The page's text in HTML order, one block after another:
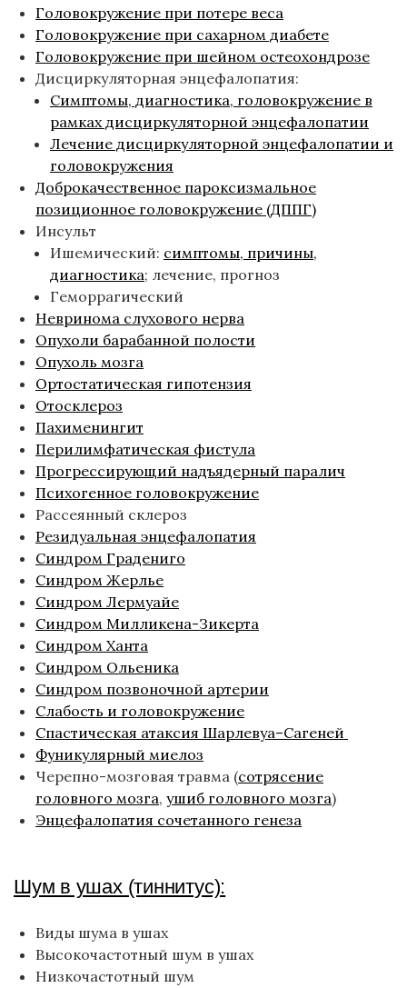
Головокружение при потере веса
Головокружение при сахарном диабете
Головокружение при шейном остеохондрозе
Дисциркуляторная энцефалопатия:
Симптомы, диагностика, головокружение в
рамках дисциркуляторной энцефалопатии
Лечение дисциркуляторной энцефалопатии и
головокружения
Доброкачественное пароксизмальное
позиционное головокружение (ДППГ)
Инсульт
Ишемический: симптомы, причины,
диагностика; лечение, прогноз
Геморрагический
Невринома слухового нерва
Опухоли барабанной полости
Опухоль мозга
Ортостатическая гипотензия
Отосклероз
Пахименингит
Перилимфатическая фистула
Прогрессирующий надъядерный паралич
Психогенное головокружение
Рассеянный склероз
Резидуальная энцефалопатия
Синдром Градениго
Синдром Жерлье
Синдром Лермуайе
Синдром Милликена-Зикерта
Синдром Ханта
Синдром Ольеника
Синдром позвоночной артерии
Слабость и головокружение
Спастическая атаксия Шарлевуа–Сагеней
Фуникулярный миелоз
Черепно-мозговая травма (сотрясение
головного мозга, ушиб головного мозга)
Энцефалопатия сочетанного генеза
Шум в ушах (тиннитус):
Виды шума в ушах
Высокочастотный шум в ушах
Низкочастотный шум